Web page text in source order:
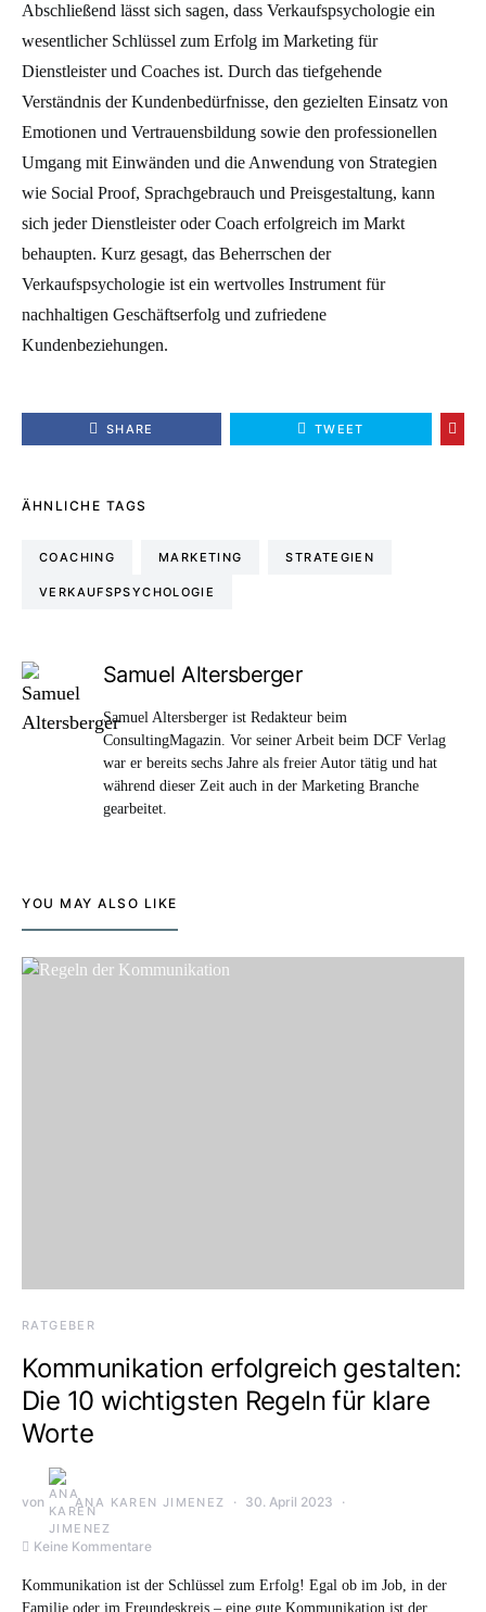
Abschließend lässt sich sagen, dass Verkaufspsychologie ein
wesentlicher Schlüssel zum Erfolg im Marketing für
Dienstleister und Coaches ist. Durch das tiefgehende
Verständnis der Kundenbedürfnisse, den gezielten Einsatz von
Emotionen und Vertrauensbildung sowie den professionellen
Umgang mit Einwänden und die Anwendung von Strategien
wie Social Proof, Sprachgebrauch und Preisgestaltung, kann
sich jeder Dienstleister oder Coach erfolgreich im Markt
behaupten. Kurz gesagt, das Beherrschen der
Verkaufspsychologie ist ein wertvolles Instrument für
nachhaltigen Geschäftserfolg und zufriedene
Kundenbeziehungen.
SHARE TWEET
ÄHNLICHE TAGS
COACHING MARKETING STRATEGIEN
VERKAUFSPSYCHOLOGIE
Samuel Altersberger
Samuel Altersberger ist Redakteur beim
ConsultingMagazin. Vor seiner Arbeit beim DCF Verlag
war er bereits sechs Jahre als freier Autor tätig und hat
während dieser Zeit auch in der Marketing Branche
gearbeitet.
YOU MAY ALSO LIKE
RATGEBER
Kommunikation erfolgreich gestalten:
Die 10 wichtigsten Regeln für klare
Worte
von ANA KAREN JIMENEZ 30. April 2023
Keine Kommentare
Kommunikation ist der Schlüssel zum Erfolg! Egal ob im Job, in der
Familie oder im Freundeskreis – eine gute Kommunikation ist der